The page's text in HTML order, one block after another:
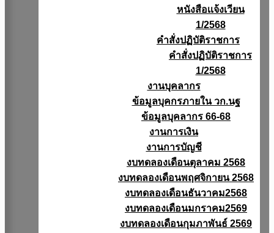
หนังสือเเจ้งเวียน
1/2568
คำสั่งปฏิบัติราชการ
คำสั่งปฏิบัติราชการ
1/2568
งานบุคลากร
ข้อมูลบุคกรภายใน วก.นฐ
ข้อมูลบุคลากร 66-68
งานการเงิน
งานการบัญชี
งบทดลองเดือนตุลาคม 2568
งบทดลองเดือนพฤศจิกายน 2568
งบทดลองเดือนธันวาคม2568
งบทดลองเดือนมกราคม2569
งบทดลองเดือนกุมภาพันธ์ 2569